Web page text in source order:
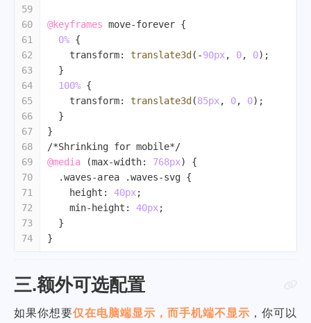
59
60
61
62
63
64
65
66
67
68
69
70
71
72
73
74
@keyframes move-forever {
0% {
transform: translate3d (-90px, 0, 0);
  }
100% {
transform: translate3d (85px, 0, 0);
  }
}
/*Shrinking for mobile*/
@media (max-width: 768px) {
.waves-area
.waves-svg {
height : 40px;
min-height : 40px;
  }
}
三.额外可选配置
如果你想要仅在电脑端显示，而手机端不显示 ，你可以